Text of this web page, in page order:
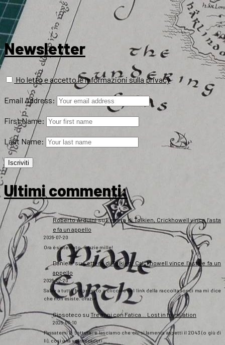
Newsletter
Ho letto e accetto le informazioni sulla privacy
Email Address:
First Name:
Last Name:
Ultimi commenti:
Roberto ArduinisuLettera di Tolkien, Crickhowell vince l’asta
e fa un appello
2026-07-20
Ora è sistemato. Grazie mille!
DanielasuLettera di Tolkien, Crickhowell vince l’asta e fa un
appello
2026-07-20
Salve a tutti, ho provato a cliccare sul link della raccolta fondi ma mi dice
che non esiste. Grazie
Gipsoteco su Tre anni con Fatica… Lost in translation
2026-07-10
Passatemi la battuta: e lasciamo che chi si lamenta aspetti il 2043 (o giù di
lì), così una volta scaduti…